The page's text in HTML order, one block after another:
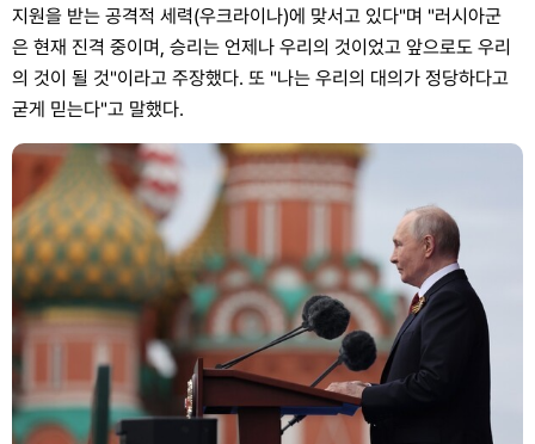
지원을 받는 공격적 세력(우크라이나)에 맞서고 있다"며 "러시아군
은 현재 진격 중이며, 승리는 언제나 우리의 것이었고 앞으로도 우리
의 것이 될 것"이라고 주장했다. 또 "나는 우리의 대의가 정당하다고
굳게 믿는다"고 말했다.